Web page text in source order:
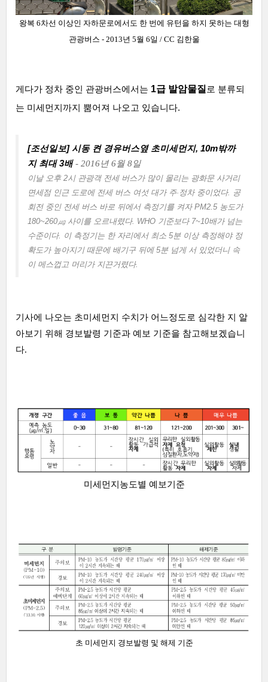
왕복 6차선 이상인 자하문로에서도 한 번에 유턴을 하지 못하는 대형
관광버스 - 2013년 5월 6일 / CC 김한울
게다가 정차 중인 관광버스에서는 1급 발암물질 로 분류되
는 미세먼지까지 뿜어져 나오고 있습니다.
[조선일보] 시동 켠 경유버스옆 초미세먼지, 10m밖까
지 최대 3배- 2016년 6월 8일
이날 오후 2시 관광객 전세 버스가 많이 몰리는 광화문 사거리
면세점 인근 도로에 전세 버스 여섯 대가 주·정차 중이었다. 공
회전 중인 전세 버스 바로 뒤에서 측정기를 켜자 PM2.5 농도가
180~260㎍ 사이를 오르내렸다. WHO 기준보다 7~10배가 넘는
수준이다. 이 측정기는 한 자리에서 최소 5분 이상 측정해야 정
확도가 높아지기 때문에 배기구 뒤에 5분 넘게 서 있었더니 속
이 메스껍고 머리가 지끈거렸다.
기사에 나오는 초미세먼지 수치가 어느정도로 심각한 지 알
아보기 위해 경보발령 기준과 예보 기준을 참고해보겠습니
다.
미세먼지농도별 예보기준
초 미세먼지 경보발령 및 해제 기준